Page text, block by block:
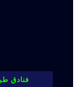
فنادق